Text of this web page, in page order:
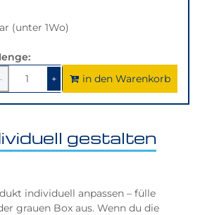
(unter 1Wo)
-
1
verringern
+1um
1
erhöhen
in den Warenkorb
gestalten
individuell anpassen – fülle
grauen Box aus. Wenn du die